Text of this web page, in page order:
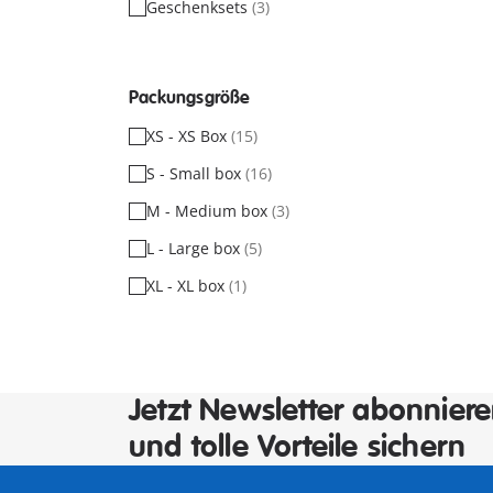
Geschenksets (3)
Packungsgröße
XS - XS Box (15)
S - Small box (16)
M - Medium box (3)
L - Large box (5)
XL - XL box (1)
Jetzt Newsletter
und tolle Vorteile sichern